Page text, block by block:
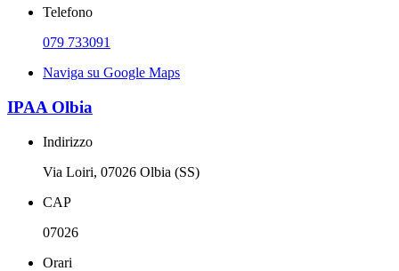
Telefono
079 733091
Naviga su Google Maps
IPAA Olbia
Indirizzo
Via Loiri, 07026 Olbia (SS)
CAP
07026
Orari